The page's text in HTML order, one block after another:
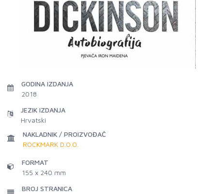
GODINA IZDANJA
2018
JEZIK IZDANJA
Hrvatski
NAKLADNIK / PROIZVOĐAČ
ROCKMARK D.O.O.
FORMAT
155 x 240 mm
BROJ STRANICA